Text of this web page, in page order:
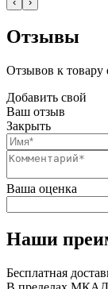
Отзывы
Отзывов к товару
Добавить свой
Ваш отзыв
Закрыть
Ваша оценка
Наши
Бесплатная